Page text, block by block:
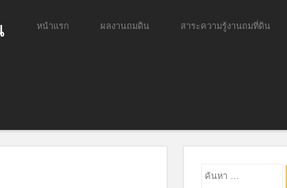
ข้ามไปยังเนื้อหา
หน้าแรก ผลงานถมดิน สาระความรู้งานถมที่ดิน
ค้นหา